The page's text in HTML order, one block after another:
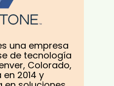
una empresa
de tecnología
Colorado,
2014 y